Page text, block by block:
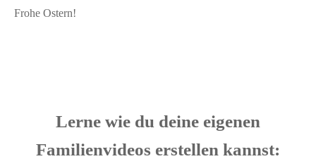
Frohe Ostern!
Lerne wie du deine eigenen
Familienvideos erstellen kannst: